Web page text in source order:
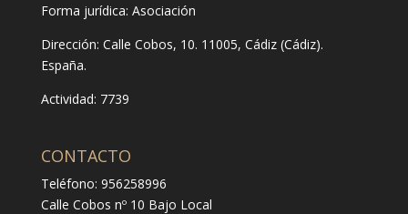
Forma jurídica: Asociación
Dirección: Calle Cobos, 10. 11005, Cádiz (Cádiz).
España.
Actividad: 7739
CONTACTO
Teléfono: 956258996
Calle Cobos nº 10 Bajo Local